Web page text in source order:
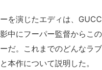
を演じたエディは、
中にフーパー監督からこ
だ。これまでのどんなラ
本作について説明した。